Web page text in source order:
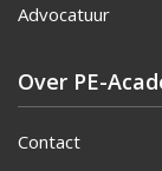
Advocatuur
Over PE-
Contact